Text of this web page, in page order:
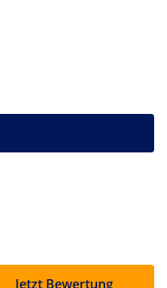
Jetzt Bewertung